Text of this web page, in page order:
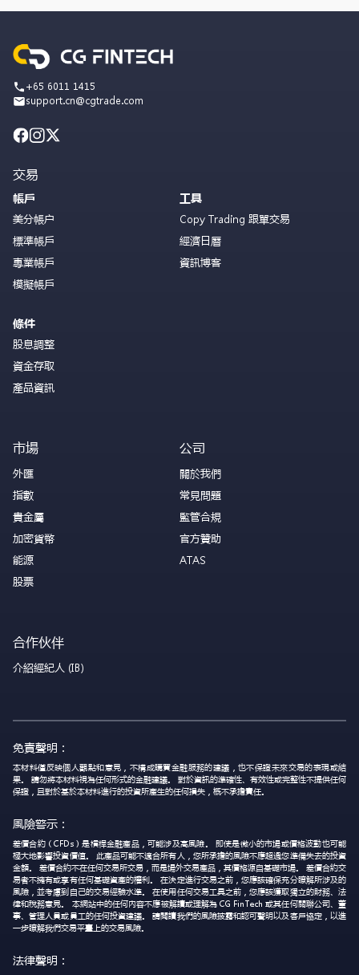
+65 6011 1415
support.cn@cgtrade.com
交易
帳戶
美分帳户
標準帳戶
專業帳戶
模擬帳戶
條件
股息調整
資金存取
產品資訊
工具
Copy Trading 跟單交易
經濟日曆
資訊博客
市場
外匯
指數
貴金屬
加密貨幣
能源
股票
公司
關於我們
常見問題
監管合規
官方贊助
ATAS
合作伙伴
介紹經紀人 (IB)
免責聲明：
本材料僅反映個人觀點和意見，不構成購買金融服務的建議，也不保證未來交易的表現或結
果。 請勿將本材料視為任何形式的金融建議。 對於資訊的準確性、有效性或完整性不提供任何
保證，且對於基於本材料進行的投資所產生的任何損失，概不承擔責任。
風險警示：
差價合約（CFDs）是槓桿金融產品，可能涉及高風險。 即使是微小的市場或價格波動也可能
極大地影響投資價值。 此產品可能不適合所有人，您所承擔的風險不應超過您準備失去的投資
金額。 差價合約不在任何交易所交易，而是場外交易產品，其價格源自基礎市場。 差價合約交
易者不擁有或享有任何基礎資產的權利。 在決定進行交易之前，您應該確保充分瞭解所涉及的
風險，並考慮到自己的交易經驗水準。 在使用任何交易工具之前，您應該獲取獨立的財務、法
律和稅務意見。 本網站中的任何內容不應被解讀或理解為 CG FinTech 或其任何關聯公司、董
事、管理人員或員工的任何投資建議。 請閱讀我們的風險披露和認可聲明以及客戶協定，以進
一步瞭解我們交易平臺上的交易風險。
法律聲明：